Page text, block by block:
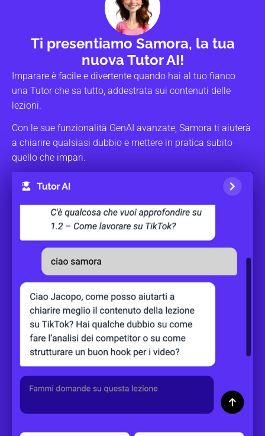
Ti presentiamo Samora, la tua
nuova Tutor AI!
Imparare è facile e divertente quando hai al tuo fianco
una Tutor che sa tutto, addestrata sui contenuti delle
lezioni.
Con le sue funzionalità GenAI avanzate, Samora ti aiuterà
a chiarire qualsiasi dubbio e mettere in pratica subito
quello che impari.